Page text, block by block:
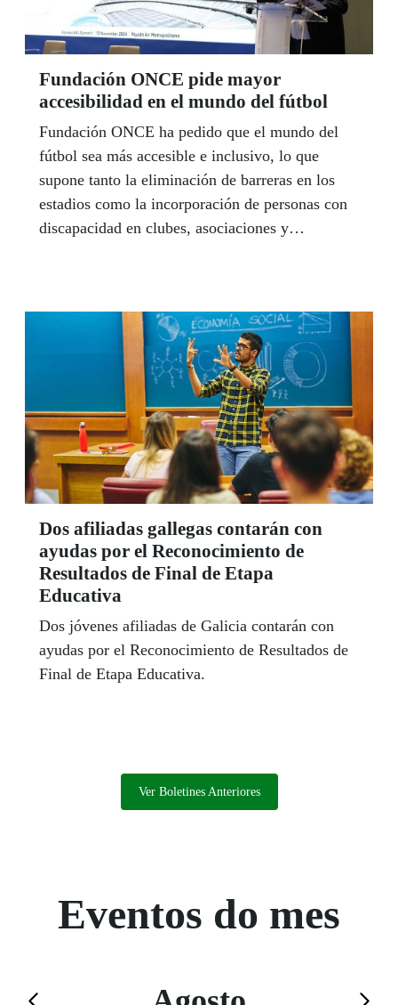
Fundación ONCE pide mayor
accesibilidad en el mundo del fútbol
Fundación ONCE ha pedido que el mundo del
fútbol sea más accesible e inclusivo, lo que
supone tanto la eliminación de barreras en los
estadios como la incorporación de personas con
discapacidad en clubes, asociaciones y
Dos afiliadas gallegas contarán con
ayudas por el Reconocimiento de
Resultados de Final de Etapa
Educativa
Dos jóvenes afiliadas de Galicia contarán con
ayudas por el Reconocimiento de Resultados de
Final de Etapa Educativa.
Ver Boletines Anteriores
Eventos do mes
Saltar el calendario